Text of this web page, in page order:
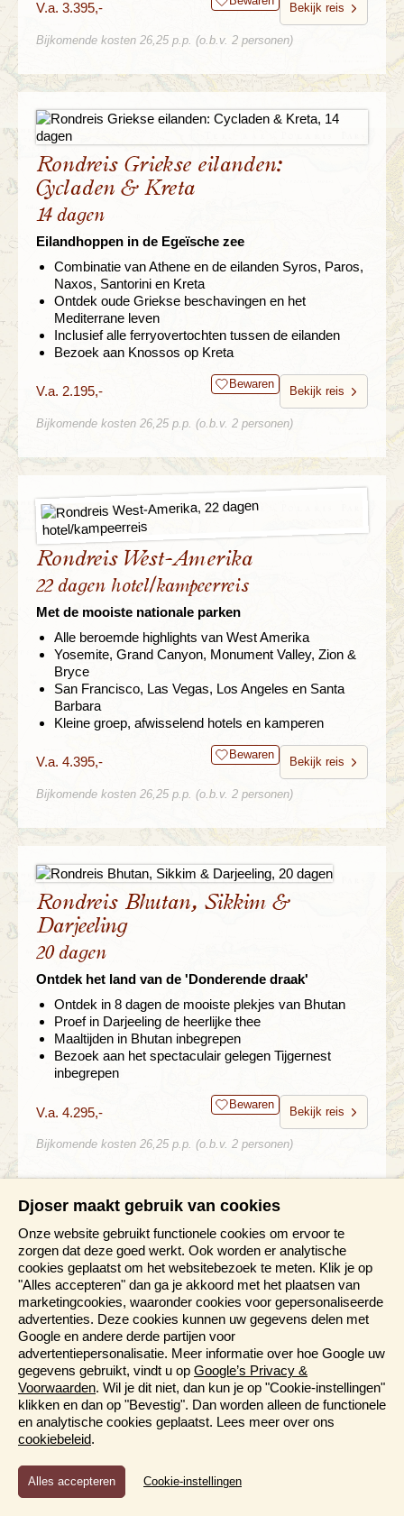
V.a. 3.395,- Bekijk reis
Bijkomende kosten 26,25 p.p. (o.b.v. 2 personen)
Rondreis Griekse eilanden:
Cycladen & Kreta
14 dagen
Eilandhoppen in de Egeïsche zee
Combinatie van Athene en de eilanden Syros, Paros,
Naxos, Santorini en Kreta
Ontdek oude Griekse beschavingen en het
Mediterrane leven
Inclusief alle ferryovertochten tussen de eilanden
Bezoek aan Knossos op Kreta
V.a. 2.195,- Bewaren
Bekijk reis
Bijkomende kosten 26,25 p.p. (o.b.v. 2 personen)
Rondreis West-Amerika
22 dagen hotel/kampeerreis
Met de mooiste nationale parken
Alle beroemde highlights van West Amerika
Yosemite, Grand Canyon, Monument Valley, Zion &
Bryce
San Francisco, Las Vegas, Los Angeles en Santa
Barbara
Kleine groep, afwisselend hotels en kamperen
V.a. 4.395,- Bewaren
Bekijk reis
Bijkomende kosten 26,25 p.p. (o.b.v. 2 personen)
Rondreis Bhutan, Sikkim &
Darjeeling
20 dagen
Ontdek het land van de 'Donderende draak'
Ontdek in 8 dagen de mooiste plekjes van Bhutan
Proef in Darjeeling de heerlijke thee
Maaltijden in Bhutan inbegrepen
Bezoek aan het spectaculair gelegen Tijgernest
inbegrepen
V.a. 4.295,- Bewaren
Bekijk reis
Bijkomende kosten 26,25 p.p. (o.b.v. 2 personen)
Rondreis Latijns-Amerika
40 dagen
In 40 dagen van Paramaribo naar Rio de Janeiro
Suriname, Frans Guyana en Brazilië
Hoogtepunten van Suriname, Frans Guyana &
Brazilië
Door de ongerepte natuur van het Amazonegebied
Bezoek koloniale steden en kom tot rust aan de
tropische kust van Brazilië
Betoverende zandduinen
V.a. 7.045,-
Djoser maakt gebruik van cookies
Onze website gebruikt functionele cookies om ervoor te
zorgen dat deze goed werkt. Ook worden er analytische
cookies geplaatst om het websitebezoek te meten. Klik je op
"Alles accepteren" dan ga je akkoord met het plaatsen van
marketingcookies, waaronder cookies voor gepersonaliseerde
advertenties. Deze cookies kunnen uw gegevens delen met
Google en andere derde partijen voor
advertentiepersonalisatie. Meer informatie over hoe Google uw
gegevens gebruikt, vindt u op Google’s Privacy &
Voorwaarden. Wil je dit niet, dan kun je op "Cookie-instellingen"
klikken en dan op "Bevestig". Dan worden alleen de functionele
en analytische cookies geplaatst. Lees meer over ons
cookiebeleid.
Functioneel en Analytisch
Cookies die er voor zorgen dat de website naar behoren
Cookie-instellingen